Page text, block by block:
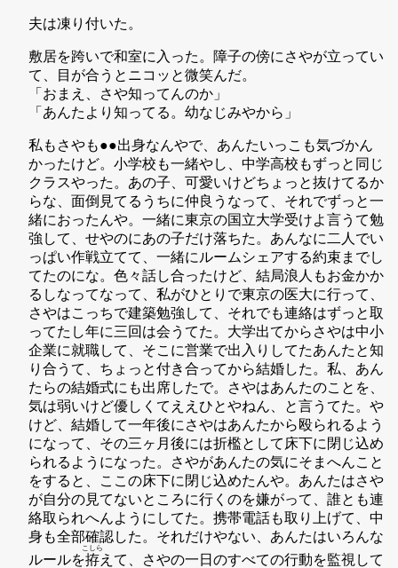
夫は凍り付いた。
敷居を跨いで和室に入った。障子の傍にさやが立ってい
て、目が合うとニコッと微笑んだ。
「おまえ、さや知ってんのか」
「あんたより知ってる。幼なじみやから」
私もさやも●●出身なんやで、あんたいっこも気づかん
かったけど。小学校も一緒やし、中学高校もずっと同じ
クラスやった。あの子、可愛いけどちょっと抜けてるか
らな、面倒見てるうちに仲良うなって、それでずっと一
緒におったんや。一緒に東京の国立大学受けよ言うて勉
強して、せやのにあの子だけ落ちた。あんなに二人でい
っぱい作戦立てて、一緒にルームシェアする約束までし
てたのにな。色々話し合ったけど、結局浪人もお金かか
るしなってなって、私がひとりで東京の医大に行って、
さやはこっちで建築勉強して、それでも連絡はずっと取
ってたし年に三回は会うてた。大学出てからさやは中小
企業に就職して、そこに営業で出入りしてたあんたと知
り合うて、ちょっと付き合ってから結婚した。私、あん
たらの結婚式にも出席したで。さやはあんたのことを、
気は弱いけど優しくてええひとやねん、と言うてた。や
けど、結婚して一年後にさやはあんたから殴られるよう
になって、その三ヶ月後には折檻として床下に閉じ込め
られるようになった。さやがあんたの気にそまへんこと
をすると、ここの床下に閉じ込めたんや。あんたはさや
が自分の見てないところに行くのを嫌がって、誰とも連
絡取られへんようにしてた。携帯電話も取り上げて、中
身も全部確認した。それだけやない、あんたはいろんな
ルールを拵
こしら
えて、さやの一日のすべての行動を監視して